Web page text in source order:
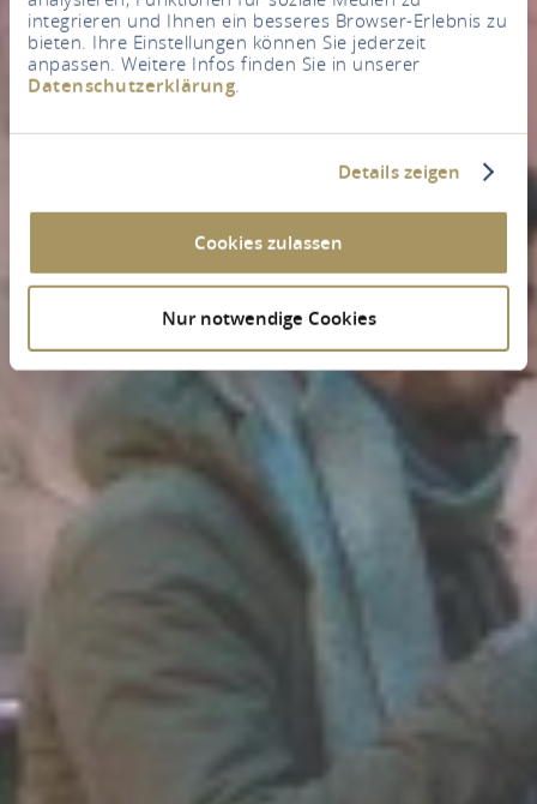
integrieren und Ihnen ein besseres Browser-Erlebnis zu
bieten. Ihre Einstellungen können Sie jederzeit
anpassen. Weitere Infos finden Sie in unserer
Datenschutzerklärung.
Details zeigen
Cookies zulassen
Nur notwendige Cookies